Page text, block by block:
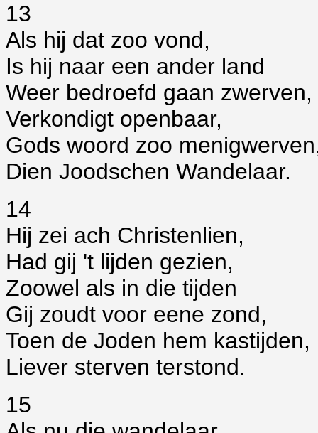
13
Als hij dat zoo vond,
Is hij naar een ander land
Weer bedroefd gaan zwerven,
Verkondigt openbaar,
Gods woord zoo
Dien Joodschen Wandelaar.
14
Hij zei ach Christenlien,
Had gij 't lijden gezien,
Zoowel als in die tijden
Gij zoudt voor eene zond,
Toen de Joden hem kastijden,
Liever sterven terstond.
15